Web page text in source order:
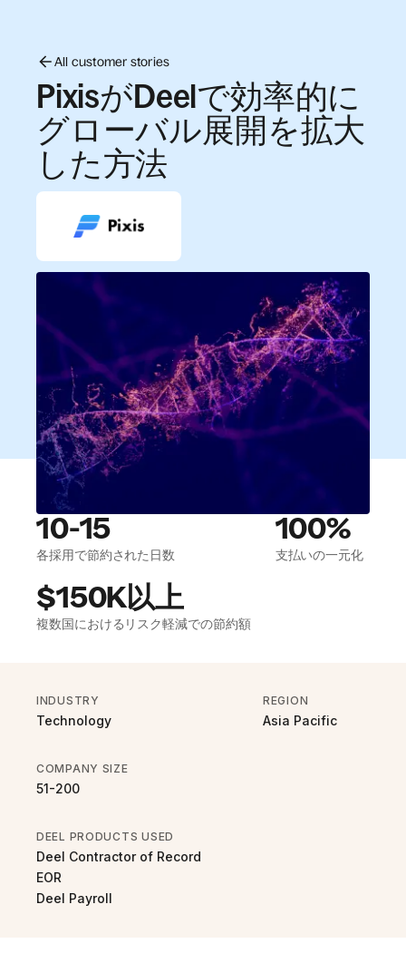
All customer stories
PixisがDeelで効率的に
グローバル展開を拡大
した方法
10-15
各採用で節約された日数
100%
支払いの一元化
$150K以上
複数国におけるリスク軽減での節約額
INDUSTRY
Technology
REGION
Asia Pacific
COMPANY SIZE
51-200
DEEL PRODUCTS USED
Deel Contractor of Record
EOR
Deel Payroll